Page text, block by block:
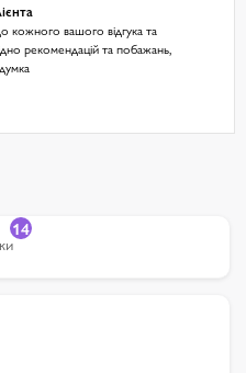
кожного вашого відгука та
рекомендацій та побажань,
14